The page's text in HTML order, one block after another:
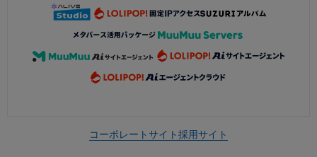
コーポレートサイト採用サイト